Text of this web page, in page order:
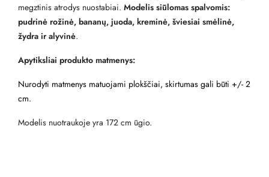
megztinis atrodys nuostabiai. Modelis siūlomas spalvomis:
pudrinė rožinė, bananų, juoda, kreminė, šviesiai smėlinė,
žydra ir alyvinė.
Apytiksliai produkto matmenys:
Nurodyti matmenys matuojami plokščiai, skirtumas gali būti +/- 2
cm.
Modelis nuotraukoje yra 172 cm ūgio.